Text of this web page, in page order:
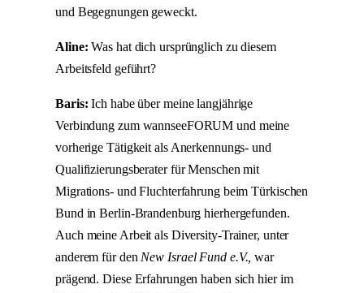
und Begegnungen geweckt.
Aline: Was hat dich ursprünglich zu diesem
Arbeitsfeld geführt?
Baris: Ich habe über meine langjährige
Verbindung zum wannseeFORUM und meine
vorherige Tätigkeit als Anerkennungs- und
Qualifizierungsberater für Menschen mit
Migrations- und Fluchterfahrung beim Türkischen
Bund in Berlin-Brandenburg hierhergefunden.
Auch meine Arbeit als Diversity-Trainer, unter
anderem für denNew Israel Fund e.V., war
prägend. Diese Erfahrungen haben sich hier im